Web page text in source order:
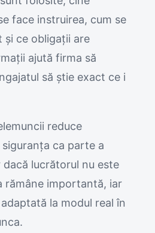
face instruirea, cum se
și ce obligații are
ajută firma să
să știe exact ce i
reduce
ca parte a
lucrătorul nu este
rămâne importantă, iar
la modul real în